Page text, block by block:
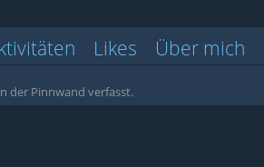
Likes Über mich
der Pinnwand verfasst.